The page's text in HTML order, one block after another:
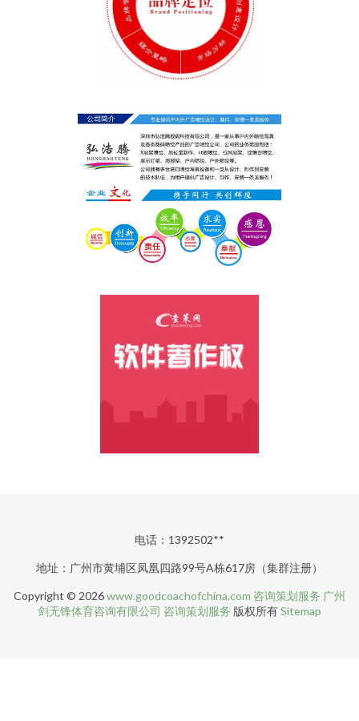
电话：1392502**
地址：广州市黄埔区凤凰四路99号A栋617房（集群注册）
Copyright © 2026www.goodcoachofchina.com 咨询策划服务 广州
剑无锋体育咨询有限公司 咨询策划服务 版权所有Sitemap